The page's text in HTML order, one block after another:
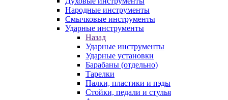
Народные инструменты
Смычковые инструменты
Ударные инструменты
Назад
Ударные инструменты
Ударные установки
Барабаны (отдельно)
Тарелки
Палки, пластики и пэды
Стойки, педали и стулья